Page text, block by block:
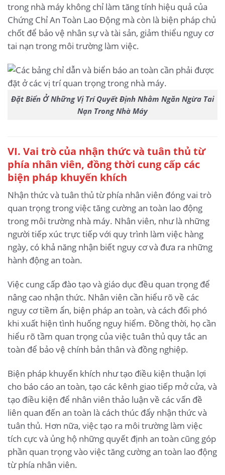
trong nhà máy không chỉ làm tăng tính hiệu quả của
Chứng Chỉ An Toàn Lao Động mà còn là biện pháp chủ
chốt để bảo vệ nhân sự và tài sản, giảm thiểu nguy cơ
tai nạn trong môi trường làm việc.
Đặt Biển Ở Những Vị Trí Quyết Định Nhằm Ngăn Ngừa Tai
Nạn Trong Nhà Máy
VI. Vai trò của nhận thức và tuân thủ từ
phía nhân viên, đồng thời cung cấp các
biện pháp khuyến khích
Nhận thức và tuân thủ từ phía nhân viên đóng vai trò
quan trọng trong việc tăng cường an toàn lao động
trong môi trường nhà máy. Nhân viên, như là những
người tiếp xúc trực tiếp với quy trình làm việc hàng
ngày, có khả năng nhận biết nguy cơ và đưa ra những
hành động an toàn.
Việc cung cấp đào tạo và giáo dục đều quan trọng để
nâng cao nhận thức. Nhân viên cần hiểu rõ về các
nguy cơ tiềm ẩn, biện pháp an toàn, và cách đối phó
khi xuất hiện tình huống nguy hiểm. Đồng thời, họ cần
hiểu rõ tầm quan trọng của việc tuân thủ quy tắc an
toàn để bảo vệ chính bản thân và đồng nghiệp.
Biện pháp khuyến khích như tạo điều kiện thuận lợi
cho báo cáo an toàn, tạo các kênh giao tiếp mở cửa, và
tạo điều kiện để nhân viên thảo luận về các vấn đề
liên quan đến an toàn là cách thúc đẩy nhận thức và
tuân thủ. Hơn nữa, việc tạo ra môi trường làm việc
tích cực và ủng hộ những quyết định an toàn cũng góp
phần quan trọng vào việc tăng cường an toàn lao động
từ phía nhân viên.